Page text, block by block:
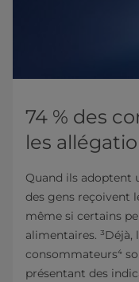
74 % des
les
Quand ils adoptent
des gens reçoivent
même si certains
alimentaires.
consommateurs⁴
présentant des